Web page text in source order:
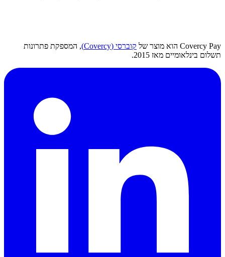
Covercy Pay הוא מוצר של קוברסי (Covercy)
, המספקת פתרונות
תשלום בינלאומיים מאז 2015.